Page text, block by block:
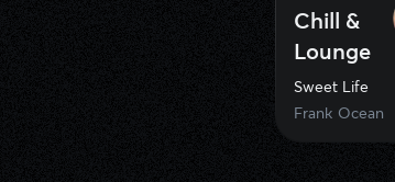
Chill &
Lounge
Sweet Life
Frank Ocean